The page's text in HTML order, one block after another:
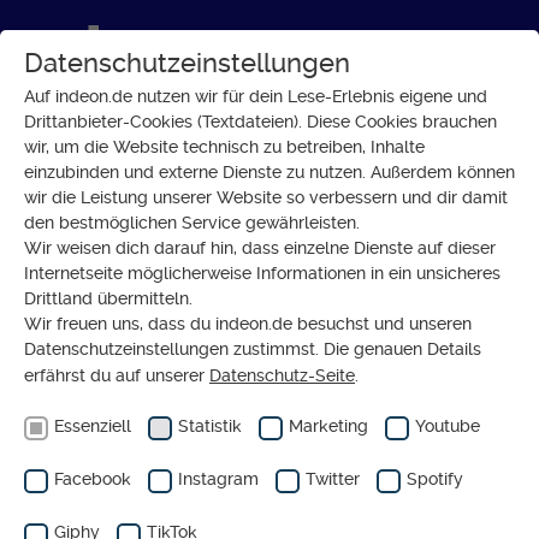
GESELLSCHAFT
Erfahrungsberichte: Unsere
größten Weihnachtspannen!
Datenschutzeinstellungen
Auf indeon.de nutzen wir für dein Lese-Erlebnis eigene und
Drittanbieter-Cookies (Textdateien). Diese Cookies brauchen
wir, um die Website technisch zu betreiben, Inhalte
einzubinden und externe Dienste zu nutzen. Außerdem können
wir die Leistung unserer Website so verbessern und dir damit
den bestmöglichen Service gewährleisten.
Wir weisen dich darauf hin, dass einzelne Dienste auf dieser
Internetseite möglicherweise Informationen in ein unsicheres
Drittland übermitteln.
Wir freuen uns, dass du indeon.de besuchst und unseren
Datenschutzeinstellungen zustimmst. Die genauen Details
erfährst du auf unserer Datenschutz-Seite
Essenziell Statistik Marketing Youtube
Facebook Instagram Twitter Spotify
Giphy TikTok